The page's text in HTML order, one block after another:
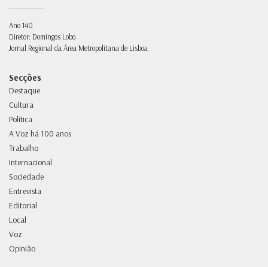
Ano 140
Diretor: Domingos Lobo
Jornal Regional da Área Metropolitana de Lisboa
Secções
Destaque
Cultura
Política
A Voz há 100 anos
Trabalho
Internacional
Sociedade
Entrevista
Editorial
Local
Voz
Opinião